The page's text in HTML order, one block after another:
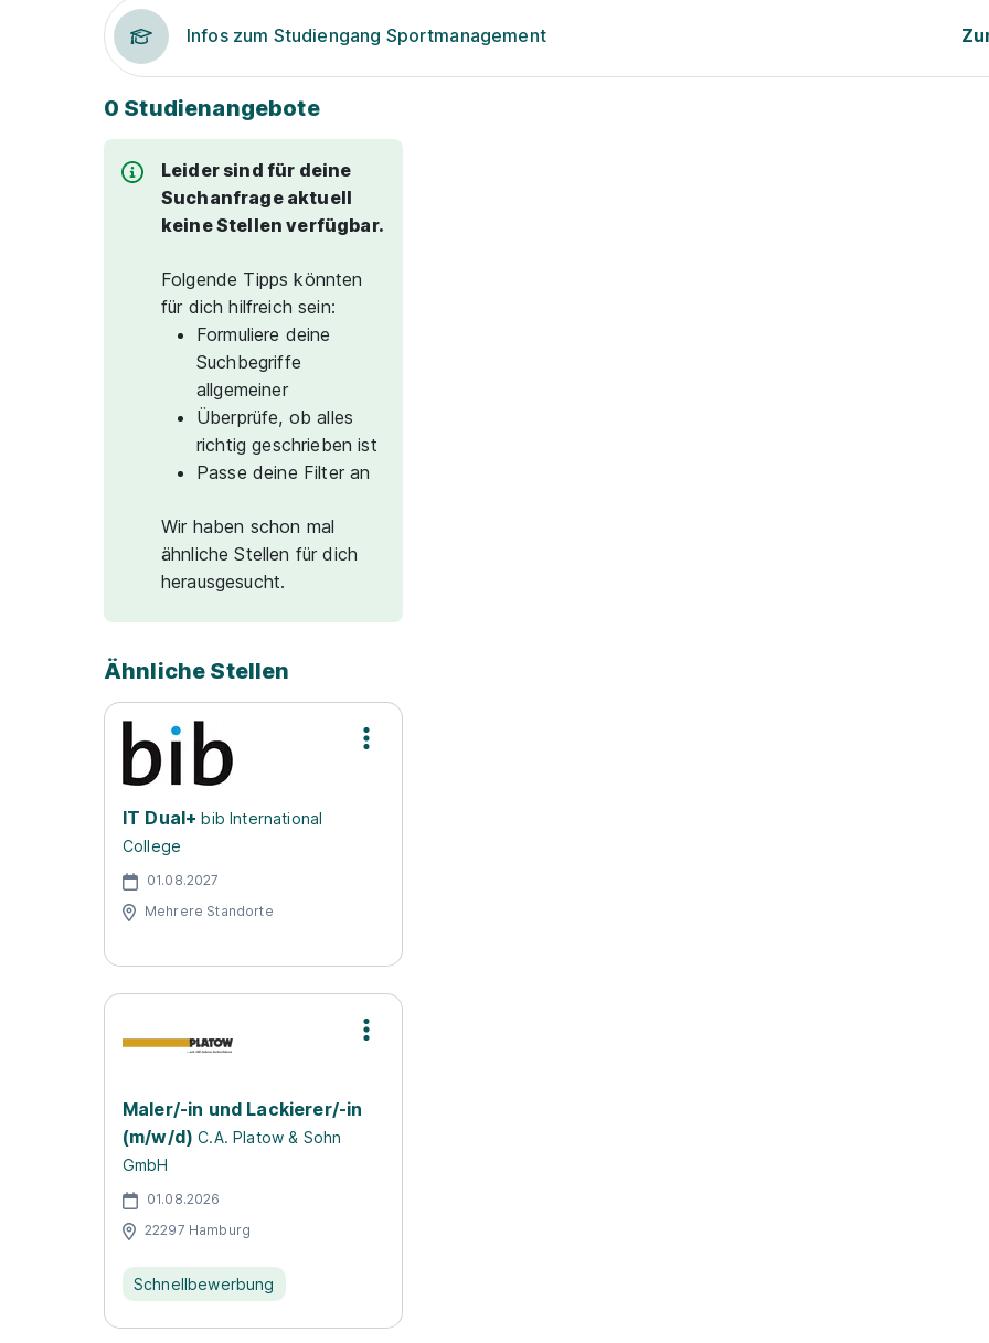
Infos zum Studiengang Sportmanagement
0 Studienangebote
Leider sind für deine
Suchanfrage aktuell
keine Stellen verfügbar.
Folgende Tipps könnten
für dich hilfreich sein:
Formuliere deine
Suchbegriffe
allgemeiner
Überprüfe, ob alles
richtig geschrieben ist
Passe deine Filter an
Wir haben schon mal
ähnliche Stellen für dich
herausgesucht.
Ähnliche Stellen
IT Dual+ bib International
College
01.08.2027
Mehrere Standorte
Maler/-in und Lackierer/-in
(m/w/d) C.A. Platow & Sohn
GmbH
01.08.2026
22297 Hamburg
Schnellbewerbung